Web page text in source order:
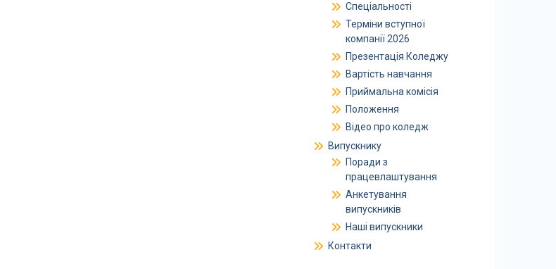
Спеціальності
Терміни вступної
компанії 2026
Презентація Коледжу
Вартість навчання
Приймальна комісія
Положення
Відео про коледж
Випускнику
Поради з
працевлаштування
Анкетування
випускників
Наші випускники
Контакти